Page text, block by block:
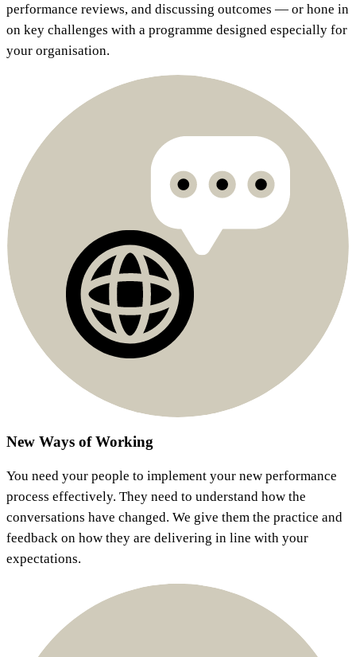
performance reviews, and discussing outcomes — or hone in
on key challenges with a programme designed especially for
your organisation.​​​​‌ ‍ ​‍​‍‌‍ ‌ ​‍‌‍‍‌‌‍‌ ‌‍‍‌‌‍ ‍​‍​‍​ ‍‍​‍​‍‌ ​ ‌‍​‌‌‍ ‍‌‍‍‌‌ ‌​‌ ‍‌​‍ ‍‌‍‍‌‌‍ ​‍​‍​‍ ​​‍​‍‌‍‍​‌ ​‍‌‍‌‌‌‍‌‍​‍​‍​ ‍‍​‍​‍‌‍‍​‌ ‌​‌ ‌​‌ ​​​ ‍‍​‍ ​‍ ‌‍ ​‌‍ ‌‍​ ‌‍​‌‌‍ ​‌‍‍​‌‍ ‌ ​ ‌ ‌​​ ‍‍​ ​ ​ ​ ​ ​ ​ ​ ​‍ ‌‍‍‌‌‍ ‍‌ ‌​‌‍‌‌‌‍ ‍‌ ‌​​‍ ‌‍‌‌‌‍‌​‌‍‍‌‌ ‌​​‍ ‌‍ ‌‌‍ ‌‍‌​‌‍‌‌​ ‌‌ ​​‌ ​‍‌‍‌‌‌ ​ ‌‍‌‌‌‍ ‍‌ ‌​‌‍​‌‌ ‌​‌‍‍‌‌‍ ‌‍ ‍​ ‍ ‌‍‍‌‌‍‌​​ ‌​ ​‌​ ​‍‌‍​ ​ ​ ‌‍‌‍‌‍​ ‌‍​ ‌‍‌‌​‍ ‌​ ‌​​ ​‍‌‍‌​​ ​‌​‍ ‌​ ‌​​ ‌‍‌‍‌​‌‍​ ​‍ ‌​ ‍‌​ ‍​‌‍‌‌‌‍​‍​‍ ‌‌‍​ ​ ​‌‌‍‌‌‌‍​ ​ ​‍‌‍‌​‌‍‌‌‌‍‌​‌‍​ ‌‍‌‌​ ‌‍​ ‌​​ ‍ ‌ ‌​‌ ‍‌‌ ​​‌‍‌‌​ ‌‌ ​​‌‍​‌‌‍‌ ‌‍‌‌​ ‍ ‌ ​​‌‍​‌‌ ‌​‌‍‍​​ ‌‌ ​​‌‍​‌‌‍‌ ‌‍‌‌‌​​‍‌ ‌‌‌‍‍‌‌‍ ​‌‍‌​‌‍‌‌‌ ​‍​‍‌‌​ ‌‌‌​​‍‌‌ ‌‍‍ ‌‍‌‌‌ ‍‌​‍‌‌​ ​ ‌​‌​​‍‌‌​ ​ ‌​‌​​‍‌‌​ ​‍​ ​‍​ ‌​​ ​ ‌‍‌‍‌‍‌​‌‍​‍​ ‌ ​ ‍‌​ ​​​ ​‍‌‍​‍​ ‌‌‌‍​‍​‍‌‌​ ​‍​ ​‍​‍‌‌​ ‌‌‌​‌​​‍ ‍‌‍​ ‌‍​‌‌ ​‍‌‍‌​‌ ​ ​‍‌‌​ ‌‌‌​​‍‌‌ ‌‍‍ ‌‍‌‌‌ ‍‌​‍‌‌​ ​ ‌​‌​​‍‌‌​ ​ ‌​‌​​‍‌‌​ ​‍​ ​‍‌‍​ ​ ‍‌​ ‌ ​ ‌‌‌‍‌‌​ ‌​​ ‌ ​ ​​‌‍‌‍​ ​‍​ ‍‌​ ​‌​‍‌‌​ ​‍​ ​‍​‍‌‌​ ‌‌‌​‌​​‍ ‍‌ ​‍‌‍‍‌‌‍​ ‌‍‍​‌‌‌​‌‍‌‌‌ ‍​‌ ‌​​‍‌‌​ ‌‌‌​​‍‌‌ ‌‍‍ ‌‍‌‌‌ ‍‌​‍‌‌​ ​ ‌​‌​​‍‌‌​ ​ ‌​‌​​‍‌‌​ ​‍​ ​‍​ ‌‍​ ‌ ​ ‌​​ ‌​‌‍​ ​ ‌‌‌‍​‌​ ‍​‌‍‌​‌‍​‌​ ‍‌​ ‌‌​‍‌‌​ ​‍​ ​‍​‍‌‌​ ‌‌‌​‌​​‍ ‍‌‍​ ‌‍‍​‌‍‍‌‌‍ ​‌‍‌​‌ ​‍‌‍‌‌‌‍ ‍​‍‌‌​ ‌‌‌​​‍‌‌ ‌‍‍ ‌‍‌‌‌ ‍‌​‍‌‌​ ​ ‌​‌​​‍‌‌​ ​ ‌​‌​​‍‌‌​ ​‍​ ​‍‌‍​ ​ ‌ ‌‍​‍‌‍‌‌​ ​​‌‍​‍​ ​​‌‍​ ​ ‌‌​ ‌ ​ ‌​​ ​‍​‍‌‌​ ​‍​ ​‍​‍‌‌​ ‌‌‌​‌​​‍ ‍‌ ‌​‌‍‌‌‌ ‍​‌ ‌​​ ‌‍​‍‌‍​‌‌ ​ ‌‍‌‌‌‌‌‌‌ ​‍‌‍ ​​ ‌‌‍‍​‌ ‌​‌ ‌​‌ ​​​‍‌‌​ ​ ‌​​‌​‍‌‌​ ​‍‌​‌‍​‍‌‌​ ​‍‌​‌‍‌‍ ​‌‍ ‌‍​ ‌‍​‌‌‍ ​‌‍‍​‌‍ ‌ ​ ‌ ‌​​‍‌‌​ ​ ‌​​‌​ ​ ​ ​ ​ ​ ​ ​ ​‍‌‍‌‍‍‌‌‍‌​​ ‌​ ​‌​ ​‍‌‍​ ​ ​ ‌‍‌‍‌‍​ ‌‍​ ‌‍‌‌​‍ ‌​ ‌​​ ​‍‌‍‌​​ ​‌​‍ ‌​ ‌​​ ‌‍‌‍‌​‌‍​ ​‍ ‌​ ‍‌​ ‍​‌‍‌‌‌‍​‍​‍ ‌‌‍​ ​ ​‌‌‍‌‌‌‍​ ​ ​‍‌‍‌​‌‍‌‌‌‍‌​‌‍​ ‌‍‌‌​ ‌‍​ ‌​​‍‌‍‌ ‌​‌ ‍‌‌ ​​‌‍‌‌​ ‌‌ ​​‌‍​‌‌‍‌ ‌‍‌‌​‍‌‍‌ ​​‌‍​‌‌ ‌​‌‍‍​​ ‌‌ ​​‌‍​‌‌‍‌ ‌‍‌‌‌​​‍‌ ‌‌‌‍‍‌‌‍ ​‌‍‌​‌‍‌‌‌ ​‍​‍‌‌​ ‌‌‌​​‍‌‌ ‌‍‍ ‌‍‌‌‌ ‍‌​‍‌‌​ ​ ‌​‌​​‍‌‌​ ​ ‌​‌​​‍‌‌​ ​‍​ ​‍​ ‌​​ ​ ‌‍‌‍‌‍‌​‌‍​‍​ ‌ ​ ‍‌​ ​​​ ​‍‌‍​‍​ ‌‌‌‍​‍​‍‌‌​ ​‍​ ​‍​‍‌‌​ ‌‌‌​‌​​‍ ‍‌‍​ ‌‍​‌‌ ​‍‌‍‌​‌ ​ ​‍‌‌​ ‌‌‌​​‍‌‌ ‌‍‍ ‌‍‌‌‌ ‍‌​‍‌‌​ ​ ‌​‌​​‍‌‌​ ​ ‌​‌​​‍‌‌​ ​‍​ ​‍‌‍​ ​ ‍‌​ ‌ ​ ‌‌‌‍‌‌​ ‌​​ ‌ ​ ​​‌‍‌‍​ ​‍​ ‍‌​ ​‌​‍‌‌​ ​‍​ ​‍​‍‌‌​ ‌‌‌​‌​​‍ ‍‌ ​‍‌‍‍‌‌‍​ ‌‍‍​‌‌‌​‌‍‌‌‌ ‍​‌ ‌​​‍‌‌​ ‌‌‌​​‍‌‌ ‌‍‍ ‌‍‌‌‌ ‍‌​‍‌‌​ ​ ‌​‌​​‍‌‌​ ​ ‌​‌​​‍‌‌​ ​‍​ ​‍​ ‌‍​ ‌ ​ ‌​​ ‌​‌‍​ ​ ‌‌‌‍​‌​ ‍​‌‍‌​‌‍​‌​ ‍‌​ ‌‌​‍‌‌​ ​‍​ ​‍​‍‌‌​ ‌‌‌​‌​​‍ ‍‌‍​ ‌‍‍​‌‍‍‌‌‍ ​‌‍‌​‌ ​‍‌‍‌‌‌‍ ‍​‍‌‌​ ‌‌‌​​‍‌‌ ‌‍‍ ‌‍‌‌‌ ‍‌​‍‌‌​ ​ ‌​‌​​‍‌‌​ ​ ‌​‌​​‍‌‌​ ​‍​ ​‍‌‍​ ​ ‌ ‌‍​‍‌‍‌‌​ ​​‌‍​‍​ ​​‌‍​ ​ ‌‌​ ‌ ​ ‌​​ ​‍​‍‌‌​ ​‍​ ​‍​‍‌‌​ ‌‌‌​‌​​‍ ‍‌ ‌​‌‍‌‌‌ ‍​‌ ‌​​‍‌‍‌ ​​‌‍‌‌‌ ​‍‌ ​ ‌ ​​‌‍‌‌‌‍​ ‌ ‌​‌‍‍‌‌ ‌‍‌‍‌‌​ ‌‌ ​​‌ ‌‌‌‍​‍‌‍ ​‌‍‍‌‌ ​ ‌‍‍​‌‍‌‌‌‍‌​​‍​‍‌ ‌
New Ways of Working​​​​‌ ‍ ​‍​‍‌‍ ‌ ​‍‌‍‍‌‌‍‌ ‌‍‍‌‌‍ ‍​‍​‍​ ‍‍​‍​‍‌ ​ ‌‍​‌‌‍ ‍‌‍‍‌‌ ‌​‌ ‍‌​‍ ‍‌‍‍‌‌‍ ​‍​‍​‍ ​​‍​‍‌‍‍​‌ ​‍‌‍‌‌‌‍‌‍​‍​‍​ ‍‍​‍​‍‌‍‍​‌ ‌​‌ ‌​‌ ​​​ ‍‍​‍ ​‍ ‌‍ ​‌‍ ‌‍​ ‌‍​‌‌‍ ​‌‍‍​‌‍ ‌ ​ ‌ ‌​​ ‍‍​ ​ ​ ​ ​ ​ ​ ​ ​‍ ‌‍‍‌‌‍ ‍‌ ‌​‌‍‌‌‌‍ ‍‌ ‌​​‍ ‌‍‌‌‌‍‌​‌‍‍‌‌ ‌​​‍ ‌‍ ‌‌‍ ‌‍‌​‌‍‌‌​ ‌‌ ​​‌ ​‍‌‍‌‌‌ ​ ‌‍‌‌‌‍ ‍‌ ‌​‌‍​‌‌ ‌​‌‍‍‌‌‍ ‌‍ ‍​ ‍ ‌‍‍‌‌‍‌​​ ‌​ ​‌​ ​‍‌‍​ ​ ​ ‌‍‌‍‌‍​ ‌‍​ ‌‍‌‌​‍ ‌​ ‌​​ ​‍‌‍‌​​ ​‌​‍ ‌​ ‌​​ ‌‍‌‍‌​‌‍​ ​‍ ‌​ ‍‌​ ‍​‌‍‌‌‌‍​‍​‍ ‌‌‍​ ​ ​‌‌‍‌‌‌‍​ ​ ​‍‌‍‌​‌‍‌‌‌‍‌​‌‍​ ‌‍‌‌​ ‌‍​ ‌​​ ‍ ‌ ‌​‌ ‍‌‌ ​​‌‍‌‌​ ‌‌ ​​‌‍​‌‌‍‌ ‌‍‌‌​ ‍ ‌ ​​‌‍​‌‌ ‌​‌‍‍​​ ‌‌ ​​‌‍​‌‌‍‌ ‌‍‌‌‌​​‍‌ ‌‌‌‍‍‌‌‍ ​‌‍‌​‌‍‌‌‌ ​‍​‍‌‌​ ‌‌‌​​‍‌‌ ‌‍‍ ‌‍‌‌‌ ‍‌​‍‌‌​ ​ ‌​‌​​‍‌‌​ ​ ‌​‌​​‍‌‌​ ​‍​ ​‍​ ‌​​ ​ ‌‍‌‍‌‍‌​‌‍​‍​ ‌ ​ ‍‌​ ​​​ ​‍‌‍​‍​ ‌‌‌‍​‍​‍‌‌​ ​‍​ ​‍​‍‌‌​ ‌‌‌​‌​​‍ ‍‌‍​ ‌‍​‌‌ ​‍‌‍‌​‌ ​ ​‍‌‌​ ‌‌‌​​‍‌‌ ‌‍‍ ‌‍‌‌‌ ‍‌​‍‌‌​ ​ ‌​‌​​‍‌‌​ ​ ‌​‌​​‍‌‌​ ​‍​ ​‍​ ‌‌​ ‌​​ ‌ ​ ​‍​ ‌​​ ‌‍‌‍‌‌‌‍​‍​ ‌‌​ ​ ​ ‌‍​ ‌ ​‍‌‌​ ​‍​ ​‍​‍‌‌​ ‌‌‌​‌​​‍ ‍‌ ‌​‌‍‍‌‌ ‌​‌‍ ​‌‍‌‌​ ‌‍​‍‌‍​‌‌ ​ ‌‍‌‌‌‌‌‌‌ ​‍‌‍ ​​ ‌‌‍‍​‌ ‌​‌ ‌​‌ ​​​‍‌‌​ ​ ‌​​‌​‍‌‌​ ​‍‌​‌‍​‍‌‌​ ​‍‌​‌‍‌‍ ​‌‍ ‌‍​ ‌‍​‌‌‍ ​‌‍‍​‌‍ ‌ ​ ‌ ‌​​‍‌‌​ ​ ‌​​‌​ ​ ​ ​ ​ ​ ​ ​ ​‍‌‍‌‍‍‌‌‍‌​​ ‌​ ​‌​ ​‍‌‍​ ​ ​ ‌‍‌‍‌‍​ ‌‍​ ‌‍‌‌​‍ ‌​ ‌​​ ​‍‌‍‌​​ ​‌​‍ ‌​ ‌​​ ‌‍‌‍‌​‌‍​ ​‍ ‌​ ‍‌​ ‍​‌‍‌‌‌‍​‍​‍ ‌‌‍​ ​ ​‌‌‍‌‌‌‍​ ​ ​‍‌‍‌​‌‍‌‌‌‍‌​‌‍​ ‌‍‌‌​ ‌‍​ ‌​​‍‌‍‌ ‌​‌ ‍‌‌ ​​‌‍‌‌​ ‌‌ ​​‌‍​‌‌‍‌ ‌‍‌‌​‍‌‍‌ ​​‌‍​‌‌ ‌​‌‍‍​​ ‌‌ ​​‌‍​‌‌‍‌ ‌‍‌‌‌​​‍‌ ‌‌‌‍‍‌‌‍ ​‌‍‌​‌‍‌‌‌ ​‍​‍‌‌​ ‌‌‌​​‍‌‌ ‌‍‍ ‌‍‌‌‌ ‍‌​‍‌‌​ ​ ‌​‌​​‍‌‌​ ​ ‌​‌​​‍‌‌​ ​‍​ ​‍​ ‌​​ ​ ‌‍‌‍‌‍‌​‌‍​‍​ ‌ ​ ‍‌​ ​​​ ​‍‌‍​‍​ ‌‌‌‍​‍​‍‌‌​ ​‍​ ​‍​‍‌‌​ ‌‌‌​‌​​‍ ‍‌‍​ ‌‍​‌‌ ​‍‌‍‌​‌ ​ ​‍‌‌​ ‌‌‌​​‍‌‌ ‌‍‍ ‌‍‌‌‌ ‍‌​‍‌‌​ ​ ‌​‌​​‍‌‌​ ​ ‌​‌​​‍‌‌​ ​‍​ ​‍​ ‌‌​ ‌​​ ‌ ​ ​‍​ ‌​​ ‌‍‌‍‌‌‌‍​‍​ ‌‌​ ​ ​ ‌‍​ ‌ ​‍‌‌​ ​‍​ ​‍​‍‌‌​ ‌‌‌​‌​​‍ ‍‌ ‌​‌‍‍‌‌ ‌​‌‍ ​‌‍‌‌​‍‌‍‌ ​​‌‍‌‌‌ ​‍‌ ​ ‌ ​​‌‍‌‌‌‍​ ‌ ‌​‌‍‍‌‌ ‌‍‌‍‌‌​ ‌‌ ​​‌ ‌‌‌‍​‍‌‍ ​‌‍‍‌‌ ​ ‌‍‍​‌‍‌‌‌‍‌​​‍​‍‌ ‌
You need your people to implement your new performance
process effectively. They need to understand how the
conversations have changed. We give them the practice and
feedback on how they are delivering in line with your
expectations.​​​​‌ ‍ ​‍​‍‌‍ ‌ ​‍‌‍‍‌‌‍‌ ‌‍‍‌‌‍ ‍​‍​‍​ ‍‍​‍​‍‌ ​ ‌‍​‌‌‍ ‍‌‍‍‌‌ ‌​‌ ‍‌​‍ ‍‌‍‍‌‌‍ ​‍​‍​‍ ​​‍​‍‌‍‍​‌ ​‍‌‍‌‌‌‍‌‍​‍​‍​ ‍‍​‍​‍‌‍‍​‌ ‌​‌ ‌​‌ ​​​ ‍‍​‍ ​‍ ‌‍ ​‌‍ ‌‍​ ‌‍​‌‌‍ ​‌‍‍​‌‍ ‌ ​ ‌ ‌​​ ‍‍​ ​ ​ ​ ​ ​ ​ ​ ​‍ ‌‍‍‌‌‍ ‍‌ ‌​‌‍‌‌‌‍ ‍‌ ‌​​‍ ‌‍‌‌‌‍‌​‌‍‍‌‌ ‌​​‍ ‌‍ ‌‌‍ ‌‍‌​‌‍‌‌​ ‌‌ ​​‌ ​‍‌‍‌‌‌ ​ ‌‍‌‌‌‍ ‍‌ ‌​‌‍​‌‌ ‌​‌‍‍‌‌‍ ‌‍ ‍​ ‍ ‌‍‍‌‌‍‌​​ ‌​ ​‌​ ​‍‌‍​ ​ ​ ‌‍‌‍‌‍​ ‌‍​ ‌‍‌‌​‍ ‌​ ‌​​ ​‍‌‍‌​​ ​‌​‍ ‌​ ‌​​ ‌‍‌‍‌​‌‍​ ​‍ ‌​ ‍‌​ ‍​‌‍‌‌‌‍​‍​‍ ‌‌‍​ ​ ​‌‌‍‌‌‌‍​ ​ ​‍‌‍‌​‌‍‌‌‌‍‌​‌‍​ ‌‍‌‌​ ‌‍​ ‌​​ ‍ ‌ ‌​‌ ‍‌‌ ​​‌‍‌‌​ ‌‌ ​​‌‍​‌‌‍‌ ‌‍‌‌​ ‍ ‌ ​​‌‍​‌‌ ‌​‌‍‍​​ ‌‌ ​​‌‍​‌‌‍‌ ‌‍‌‌‌​​‍‌ ‌‌‌‍‍‌‌‍ ​‌‍‌​‌‍‌‌‌ ​‍​‍‌‌​ ‌‌‌​​‍‌‌ ‌‍‍ ‌‍‌‌‌ ‍‌​‍‌‌​ ​ ‌​‌​​‍‌‌​ ​ ‌​‌​​‍‌‌​ ​‍​ ​‍​ ‌​​ ​ ‌‍‌‍‌‍‌​‌‍​‍​ ‌ ​ ‍‌​ ​​​ ​‍‌‍​‍​ ‌‌‌‍​‍​‍‌‌​ ​‍​ ​‍​‍‌‌​ ‌‌‌​‌​​‍ ‍‌‍​ ‌‍​‌‌ ​‍‌‍‌​‌ ​ ​‍‌‌​ ‌‌‌​​‍‌‌ ‌‍‍ ‌‍‌‌‌ ‍‌​‍‌‌​ ​ ‌​‌​​‍‌‌​ ​ ‌​‌​​‍‌‌​ ​‍​ ​‍​ ‌‌​ ‌​​ ‌ ​ ​‍​ ‌​​ ‌‍‌‍‌‌‌‍​‍​ ‌‌​ ​ ​ ‌‍​ ‌ ​‍‌‌​ ​‍​ ​‍​‍‌‌​ ‌‌‌​‌​​‍ ‍‌ ​‍‌‍‍‌‌‍​ ‌‍‍​‌‌‌​‌‍‌‌‌ ‍​‌ ‌​​‍‌‌​ ‌‌‌​​‍‌‌ ‌‍‍ ‌‍‌‌‌ ‍‌​‍‌‌​ ​ ‌​‌​​‍‌‌​ ​ ‌​‌​​‍‌‌​ ​‍​ ​‍​ ‌​​ ​‌​ ​ ​ ​​​ ​‌​ ​‌​ ‌​​ ‍‌‌‍​‍‌‍​‌​ ​ ​ ​ ​‍‌‌​ ​‍​ ​‍​‍‌‌​ ‌‌‌​‌​​‍ ‍‌‍​ ‌‍‍​‌‍‍‌‌‍ ​‌‍‌​‌ ​‍‌‍‌‌‌‍ ‍​‍‌‌​ ‌‌‌​​‍‌‌ ‌‍‍ ‌‍‌‌‌ ‍‌​‍‌‌​ ​ ‌​‌​​‍‌‌​ ​ ‌​‌​​‍‌‌​ ​‍​ ​‍​ ‍​‌‍‌‌​ ‌‍‌‍​‌​ ​ ‌‍​‍​ ‌‍​ ‍‌​ ‍​​ ‌‌​ ‌‍​ ‍​​‍‌‌​ ​‍​ ​‍​‍‌‌​ ‌‌‌​‌​​‍ ‍‌ ‌​‌‍‌‌‌ ‍​‌ ‌​​ ‌‍​‍‌‍​‌‌ ​ ‌‍‌‌‌‌‌‌‌ ​‍‌‍ ​​ ‌‌‍‍​‌ ‌​‌ ‌​‌ ​​​‍‌‌​ ​ ‌​​‌​‍‌‌​ ​‍‌​‌‍​‍‌‌​ ​‍‌​‌‍‌‍ ​‌‍ ‌‍​ ‌‍​‌‌‍ ​‌‍‍​‌‍ ‌ ​ ‌ ‌​​‍‌‌​ ​ ‌​​‌​ ​ ​ ​ ​ ​ ​ ​ ​‍‌‍‌‍‍‌‌‍‌​​ ‌​ ​‌​ ​‍‌‍​ ​ ​ ‌‍‌‍‌‍​ ‌‍​ ‌‍‌‌​‍ ‌​ ‌​​ ​‍‌‍‌​​ ​‌​‍ ‌​ ‌​​ ‌‍‌‍‌​‌‍​ ​‍ ‌​ ‍‌​ ‍​‌‍‌‌‌‍​‍​‍ ‌‌‍​ ​ ​‌‌‍‌‌‌‍​ ​ ​‍‌‍‌​‌‍‌‌‌‍‌​‌‍​ ‌‍‌‌​ ‌‍​ ‌​​‍‌‍‌ ‌​‌ ‍‌‌ ​​‌‍‌‌​ ‌‌ ​​‌‍​‌‌‍‌ ‌‍‌‌​‍‌‍‌ ​​‌‍​‌‌ ‌​‌‍‍​​ ‌‌ ​​‌‍​‌‌‍‌ ‌‍‌‌‌​​‍‌ ‌‌‌‍‍‌‌‍ ​‌‍‌​‌‍‌‌‌ ​‍​‍‌‌​ ‌‌‌​​‍‌‌ ‌‍‍ ‌‍‌‌‌ ‍‌​‍‌‌​ ​ ‌​‌​​‍‌‌​ ​ ‌​‌​​‍‌‌​ ​‍​ ​‍​ ‌​​ ​ ‌‍‌‍‌‍‌​‌‍​‍​ ‌ ​ ‍‌​ ​​​ ​‍‌‍​‍​ ‌‌‌‍​‍​‍‌‌​ ​‍​ ​‍​‍‌‌​ ‌‌‌​‌​​‍ ‍‌‍​ ‌‍​‌‌ ​‍‌‍‌​‌ ​ ​‍‌‌​ ‌‌‌​​‍‌‌ ‌‍‍ ‌‍‌‌‌ ‍‌​‍‌‌​ ​ ‌​‌​​‍‌‌​ ​ ‌​‌​​‍‌‌​ ​‍​ ​‍​ ‌‌​ ‌​​ ‌ ​ ​‍​ ‌​​ ‌‍‌‍‌‌‌‍​‍​ ‌‌​ ​ ​ ‌‍​ ‌ ​‍‌‌​ ​‍​ ​‍​‍‌‌​ ‌‌‌​‌​​‍ ‍‌ ​‍‌‍‍‌‌‍​ ‌‍‍​‌‌‌​‌‍‌‌‌ ‍​‌ ‌​​‍‌‌​ ‌‌‌​​‍‌‌ ‌‍‍ ‌‍‌‌‌ ‍‌​‍‌‌​ ​ ‌​‌​​‍‌‌​ ​ ‌​‌​​‍‌‌​ ​‍​ ​‍​ ‌​​ ​‌​ ​ ​ ​​​ ​‌​ ​‌​ ‌​​ ‍‌‌‍​‍‌‍​‌​ ​ ​ ​ ​‍‌‌​ ​‍​ ​‍​‍‌‌​ ‌‌‌​‌​​‍ ‍‌‍​ ‌‍‍​‌‍‍‌‌‍ ​‌‍‌​‌ ​‍‌‍‌‌‌‍ ‍​‍‌‌​ ‌‌‌​​‍‌‌ ‌‍‍ ‌‍‌‌‌ ‍‌​‍‌‌​ ​ ‌​‌​​‍‌‌​ ​ ‌​‌​​‍‌‌​ ​‍​ ​‍​ ‍​‌‍‌‌​ ‌‍‌‍​‌​ ​ ‌‍​‍​ ‌‍​ ‍‌​ ‍​​ ‌‌​ ‌‍​ ‍​​‍‌‌​ ​‍​ ​‍​‍‌‌​ ‌‌‌​‌​​‍ ‍‌ ‌​‌‍‌‌‌ ‍​‌ ‌​​‍‌‍‌ ​​‌‍‌‌‌ ​‍‌ ​ ‌ ​​‌‍‌‌‌‍​ ‌ ‌​‌‍‍‌‌ ‌‍‌‍‌‌​ ‌‌ ​​‌ ‌‌‌‍​‍‌‍ ​‌‍‍‌‌ ​ ‌‍‍​‌‍‌‌‌‍‌​​‍​‍‌ ‌